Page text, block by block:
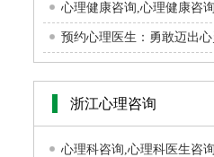
心理健康咨询,心理健康咨
预约心理医生：勇敢迈出
浙江心理咨询
心理科咨询,心理科医生咨